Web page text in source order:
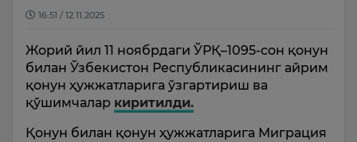
16:51 / 12.11.2025
Жорий йил 11 ноябрдаги ЎРҚ–1095-сон қонун
билан Ўзбекистон Республикасининг айрим
қонун ҳужжатларига ўзгартириш ва
қўшимчалар киритилди.
Қонун билан қонун ҳужжатларига Миграция